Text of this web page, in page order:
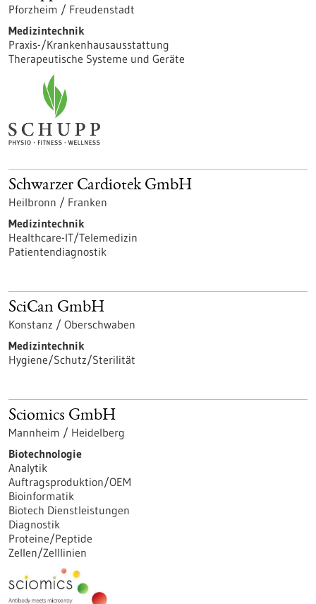
Pforzheim / Freudenstadt
Medizintechnik
Praxis-/Krankenhausausstattung
Therapeutische Systeme und Geräte
Schwarzer Cardiotek GmbH
Heilbronn / Franken
Medizintechnik
Healthcare-IT/Telemedizin
Patientendiagnostik
SciCan GmbH
Konstanz / Oberschwaben
Medizintechnik
Hygiene/Schutz/Sterilität
Sciomics GmbH
Mannheim / Heidelberg
Biotechnologie
Analytik
Auftragsproduktion/OEM
Bioinformatik
Biotech Dienstleistungen
Diagnostik
Proteine/Peptide
Zellen/Zelllinien